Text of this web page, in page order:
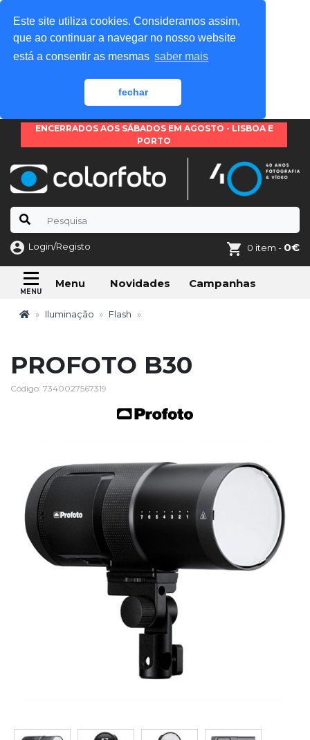
Este site utiliza cookies. Consideramos assim,
que ao continuar a navegar no nosso website
está a consentir as mesmas saber mais
fechar
ENCERRADOS AOS SÁBADOS EM AGOSTO - LISBOA E
PORTO
Login/Registo 0 item - 0€
Menu Novidades Campanhas
Iluminação Flash
PROFOTO B30
Código: 7340027567319